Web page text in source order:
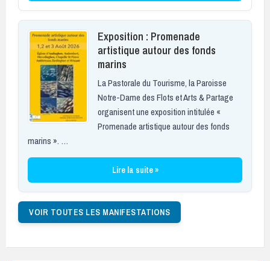
Exposition : Promenade
artistique autour des fonds
marins
La Pastorale du Tourisme, la Paroisse
Notre-Dame des Flots et Arts & Partage
organisent une exposition intitulée «
Promenade artistique autour des fonds
marins ». …
Lire la suite »
VOIR TOUTES LES MANIFESTATIONS